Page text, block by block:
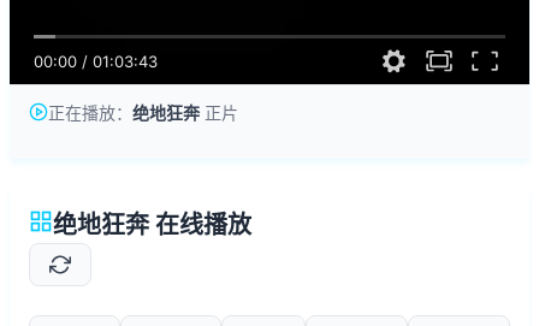
00:00 / 01:03:43
正在播放： 绝地狂奔 正片
绝地狂奔 在线播放